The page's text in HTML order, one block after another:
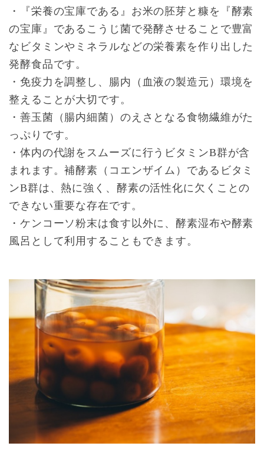
・『栄養の宝庫である』お米の胚芽と糠を『酵素
の宝庫』であるこうじ菌で発酵させることで豊富
なビタミンやミネラルなどの栄養素を作り出した
発酵食品です。
・免疫力を調整し、腸内（血液の製造元）環境を
整えることが大切です。
・善玉菌（腸内細菌）のえさとなる食物繊維がた
っぷりです。
・体内の代謝をスムーズに行うビタミンB群が含
まれます。補酵素（コエンザイム）であるビタミ
ンB群は、熱に強く、酵素の活性化に欠くことの
できない重要な存在です。
・ケンコーソ粉末は食す以外に、酵素湿布や酵素
風呂として利用することもできます。